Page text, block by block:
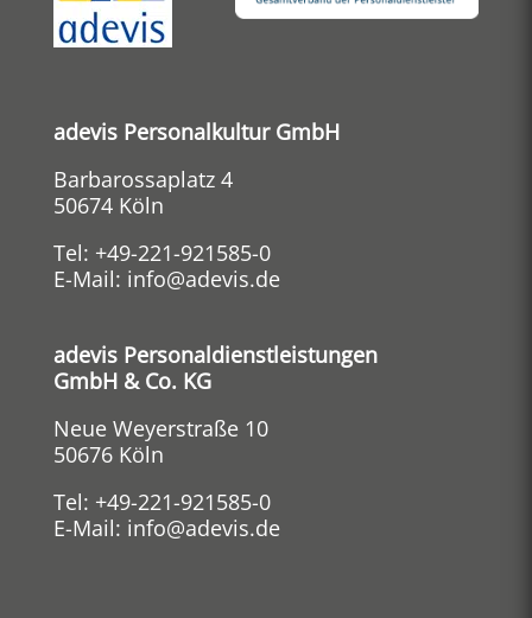
adevis Personalkultur GmbH
Barbarossaplatz 4
50674 Köln
Tel: +49-221-921585-0
E-Mail: info@adevis.de
adevis Personaldienstleistungen
GmbH & Co. KG
Neue Weyerstraße 10
50676 Köln
Tel: +49-221-921585-0
E-Mail: info@adevis.de